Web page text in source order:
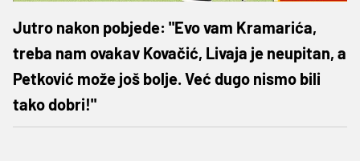
Jutro nakon pobjede: "Evo vam Kramarića,
treba nam ovakav Kovačić, Livaja je neupitan, a
Petković može još bolje. Već dugo nismo bili
tako dobri!"